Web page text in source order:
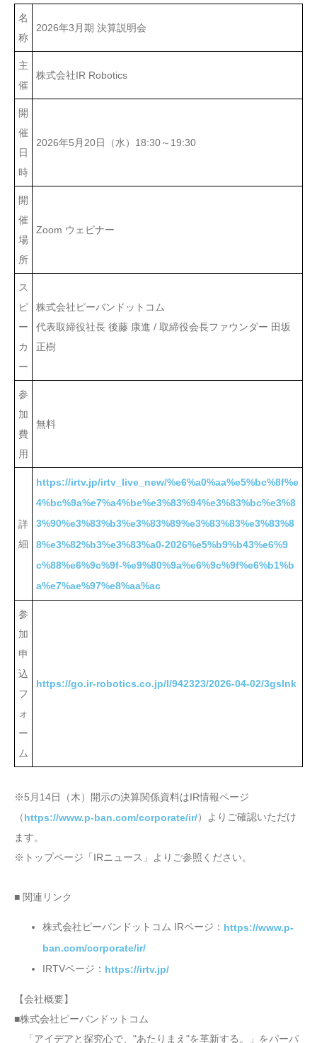
名
称
2026年3月期 決算説明会
主
催
株式会社IR Robotics
開
催
日
時
2026年5月20日（水）18:30～19:30
開
催
場
所
Zoom ウェビナー
ス
ピ
ー
カ
ー
株式会社ピーバンドットコム
代表取締役社長 後藤 康進 / 取締役会長ファウンダー 田坂
正樹
参
加
費
用
無料
詳
細
https://irtv.jp/irtv_live_new/%e6%a0%aa%e5%bc%8f%e
4%bc%9a%e7%a4%be%e3%83%94%e3%83%bc%e3%8
3%90%e3%83%b3%e3%83%89%e3%83%83%e3%83%8
8%e3%82%b3%e3%83%a0-2026%e5%b9%b43%e6%9
c%88%e6%9c%9f-%e9%80%9a%e6%9c%9f%e6%b1%b
a%e7%ae%97%e8%aa%ac
参
加
申
込
フ
ォ
ー
ム
https://go.ir-robotics.co.jp/l/942323/2026-04-02/3gslnk
※5月14日（木）開示の決算関係資料はIR情報ページ
（https://www.p-ban.com/corporate/ir/）よりご確認いただけ
ます。
※トップページ「IRニュース」よりご参照ください。
■ 関連リンク
株式会社ピーバンドットコム IRページ： https://www.p-
ban.com/corporate/ir/
IRTVページ： https://irtv.jp/
【会社概要】
■株式会社ピーバンドットコム
「アイデアと探究心で、"あたりまえ"を革新する。」をパーパ